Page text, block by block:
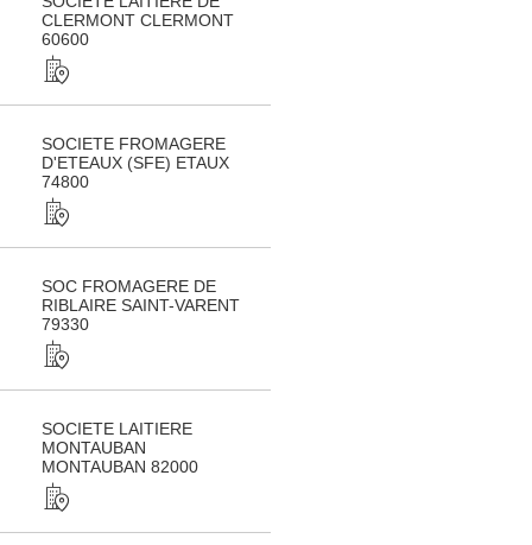
CLERMONT CLERMONT
60600
SOCIETE FROMAGERE
D'ETEAUX (SFE) ETAUX
74800
SOC FROMAGERE DE
RIBLAIRE SAINT-VARENT
79330
SOCIETE LAITIERE
MONTAUBAN
MONTAUBAN 82000